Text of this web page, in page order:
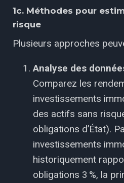
1c. Méthodes pour
risque
Plusieurs approches
Analyse des
Comparez les
investissements
des actifs sans
obligations d’État).
investissements
historiquement
obligations 3 %, la